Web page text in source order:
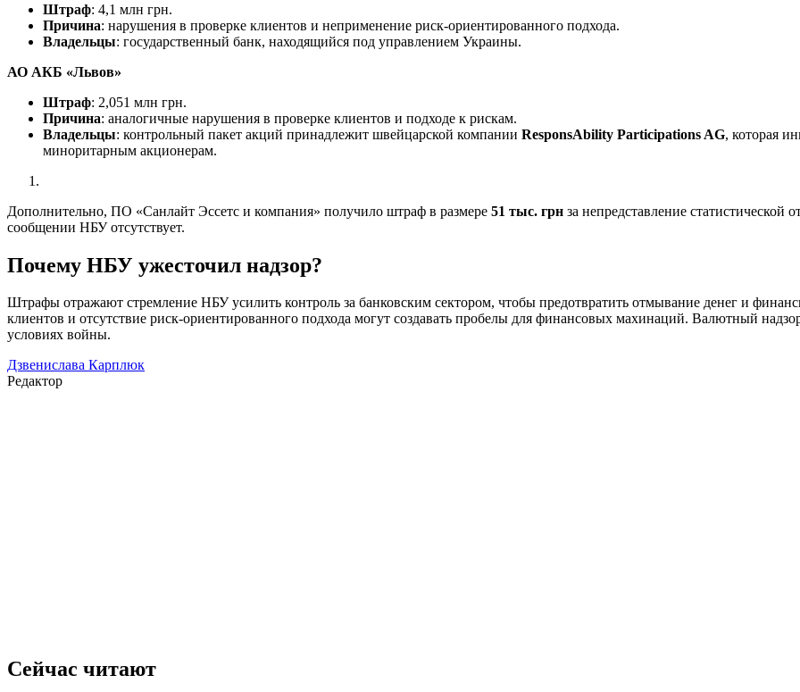
Штраф: 4,1 млн грн.
Причина: нарушения в проверке клиентов и неприменение риск-ориентированного подхода.
Владельцы: государственный банк, находящийся под управлением Украины.
АО АКБ «Львов»
Штраф: 2,051 млн грн.
Причина: аналогичные нарушения в проверке клиентов и подходе к рискам.
Владельцы: контрольный пакет акций принадлежит швейцарской компании ResponsAbility Participations AG, которая
миноритарным акционерам.
Дополнительно, ПО «Санлайт Эссетс и компания» получило штраф в размере 51 тыс. грн за непредставление статистической
сообщении НБУ отсутствует.
Почему НБУ ужесточил надзор?
Штрафы отражают стремление НБУ усилить контроль за банковским сектором, чтобы предотвратить отмывание денег и
клиентов и отсутствие риск-ориентированного подхода могут создавать пробелы для финансовых махинаций. Валютный
условиях войны.
Дзвенислава Карплюк
Редактор
Сейчас читают